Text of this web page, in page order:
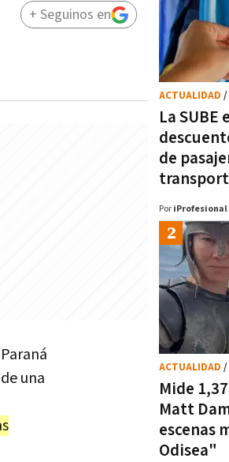
+ Seguinos en
una
La
de
ACTUALIDAD /
Por iProfesional
Mide
Matt
escenas
Odisea"
ACTUALIDAD /